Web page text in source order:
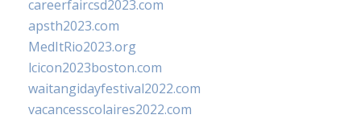
careerfaircsd2023.com
apsth2023.com
MedItRio2023.org
lcicon2023boston.com
waitangidayfestival2022.com
vacancesscolaires2022.com